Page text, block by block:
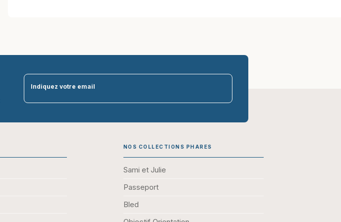
Indiquez votre email
NOS COLLECTIONS PHARES
Sami et Julie
Passeport
Bled